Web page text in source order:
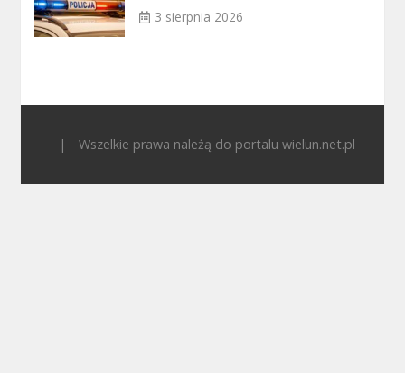
3 sierpnia 2026
| Wszelkie prawa należą do portalu wielun.net.pl